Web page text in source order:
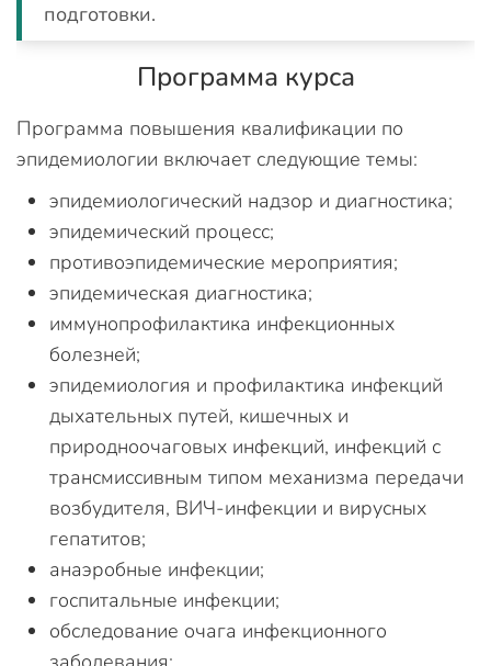
подготовки.
Программа курса
Программа повышения квалификации по
эпидемиологии включает следующие темы:
эпидемиологический надзор и диагностика;
эпидемический процесс;
противоэпидемические мероприятия;
эпидемическая диагностика;
иммунопрофилактика инфекционных
болезней;
эпидемиология и профилактика инфекций
дыхательных путей, кишечных и
природноочаговых инфекций, инфекций с
трансмиссивным типом механизма передачи
возбудителя, ВИЧ-инфекции и вирусных
гепатитов;
анаэробные инфекции;
госпитальные инфекции;
обследование очага инфекционного